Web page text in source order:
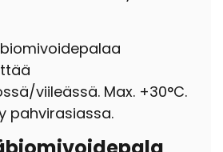
viileässä. Max. +30°C.
pahvirasiassa.